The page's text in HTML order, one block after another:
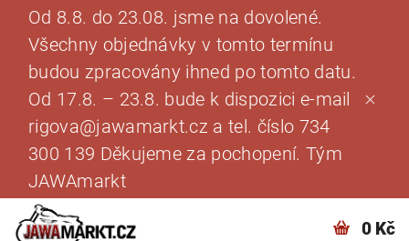
Od 8.8. do 23.08. jsme na dovolené.
Všechny objednávky v tomto termínu
budou zpracovány ihned po tomto datu.
Od 17.8. – 23.8. bude k dispozici e-mail
rigova@jawamarkt.cz a tel. číslo 734
300 139 Děkujeme za pochopení. Tým
JAWAmarkt
0 Kč